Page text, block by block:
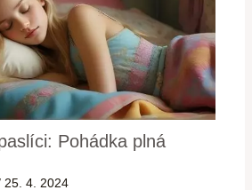
Pohádka plná
25. 4. 2024